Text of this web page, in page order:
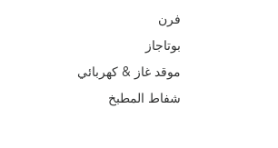
فرن
بوتاجاز
موقد غاز & كهربائي
شفاط المطبخ